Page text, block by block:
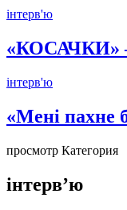
інтерв'ю
«КОСАЧКИ»
інтерв'ю
«Мені пахне
просмотр Категория
інтерв’ю